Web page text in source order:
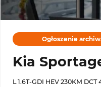
Ogłoszenie
Kia
L 1.6T-GDI HEV 230KM